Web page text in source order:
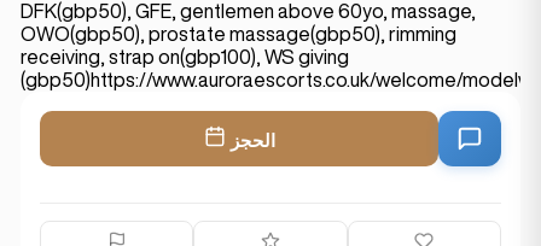
DFK(gbp50), GFE, gentlemen above 60yo, massage,
OWO(gbp50), prostate massage(gbp50), rimming
receiving, strap on(gbp100), WS giving
(gbp50)https://www.auroraescorts.co.uk/welcome/
الحجز